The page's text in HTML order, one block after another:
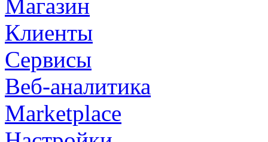
Магазин
Клиенты
Сервисы
Веб-аналитика
Marketplace